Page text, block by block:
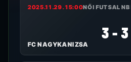
2025.11.29. 15:00NŐI FUTSAL NB
FC NAGYKANIZSA
3 - 3